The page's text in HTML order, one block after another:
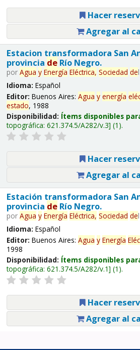
Hacer
Agregar al
Estacion transformadora San
provincia deRío Negro.
por Agua y Energía Eléctrica, Sociedad del
Idioma: Español
Editor: Buenos Aires: Agua y energía
estado, 1988
Disponibilidad: Ítems disponibles
topográfica: 621.374.5/A282/v.3 (1).
Hacer
Agregar al
Estación transformadora San
provincia deRío Negro.
por Agua y Energía Eléctrica, Sociedad del
Idioma: Español
Editor: Buenos Aires: Agua y Energía
1998
Disponibilidad: Ítems disponibles
topográfica: 621.374.5/A282/v.1 (1).
Hacer
Agregar al